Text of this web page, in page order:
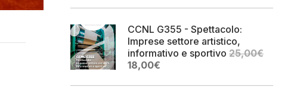
originale
25,00€.
attuale
CCNL G355 - Spettacolo:
Imprese settore artistico,
informativo e sportivo 25,00€
Il
originale
18,00€Il
attuale